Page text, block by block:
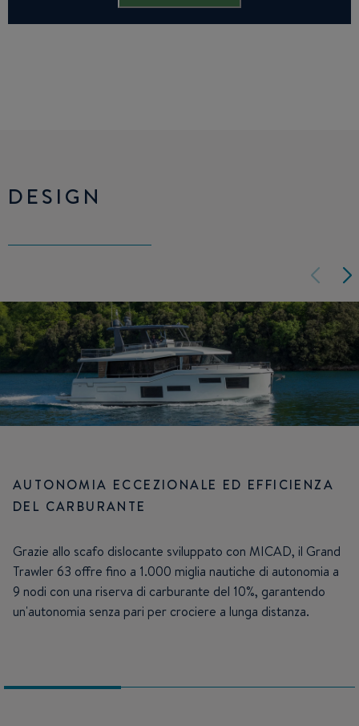
DESIGN
AUTONOMIA ECCEZIONALE ED EFFICIENZA
DEL CARBURANTE
Grazie allo scafo dislocante sviluppato con MICAD, il Grand
Trawler 63 offre fino a 1.000 miglia nautiche di autonomia a
9 nodi con una riserva di carburante del 10%, garantendo
un'autonomia senza pari per crociere a lunga distanza.